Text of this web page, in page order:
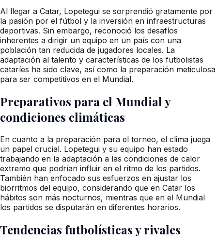
Al llegar a Catar, Lopetegui se sorprendió gratamente por
la pasión por el fútbol y la inversión en infraestructuras
deportivas. Sin embargo, reconoció los desafíos
inherentes a dirigir un equipo en un país con una
población tan reducida de jugadores locales. La
adaptación al talento y características de los futbolistas
cataríes ha sido clave, así como la preparación meticulosa
para ser competitivos en el Mundial.
Preparativos para el Mundial y
condiciones climáticas
En cuanto a la preparación para el torneo, el clima juega
un papel crucial. Lopetegui y su equipo han estado
trabajando en la adaptación a las condiciones de calor
extremo que podrían influir en el ritmo de los partidos.
También han enfocado sus esfuerzos en ajustar los
biorritmos del equipo, considerando que en Catar los
hábitos son más nocturnos, mientras que en el Mundial
los partidos se disputarán en diferentes horarios.
Tendencias futbolísticas y rivales